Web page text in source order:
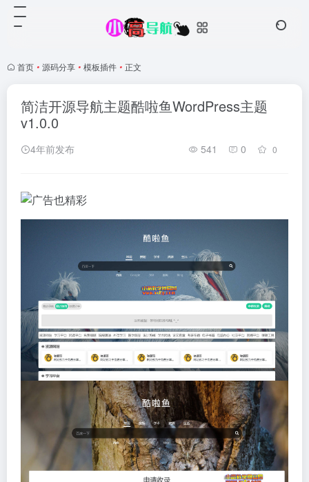
首页 • 源码分享 • 模板插件 • 正文
简洁开源导航主题酷啦鱼WordPress主题
v1.0.0
4年前发布 541 0 0